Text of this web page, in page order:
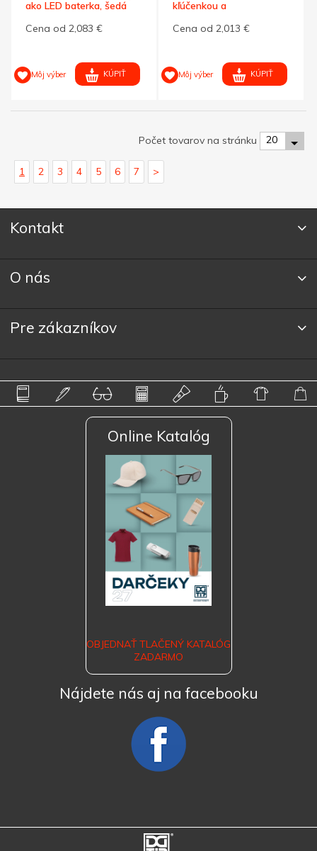
ako LED baterka, šedá
Cena od 2,083 €
Môj výber KÚPIŤ
kľúčenkou a
Cena od 2,013 €
Môj výber KÚPIŤ
Počet tovarov na stránku 20
1 2 3 4 5 6 7 >
Kontakt
O nás
Pre zákazníkov
Online Katalóg
OBJEDNAŤ TLAČENÝ KATALÓG
ZADARMO
Nájdete nás aj na facebooku